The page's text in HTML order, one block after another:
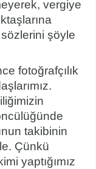
vergiye
sözlerini şöyle
fotoğrafçılık
takibinin
Çünkü
yaptığımız